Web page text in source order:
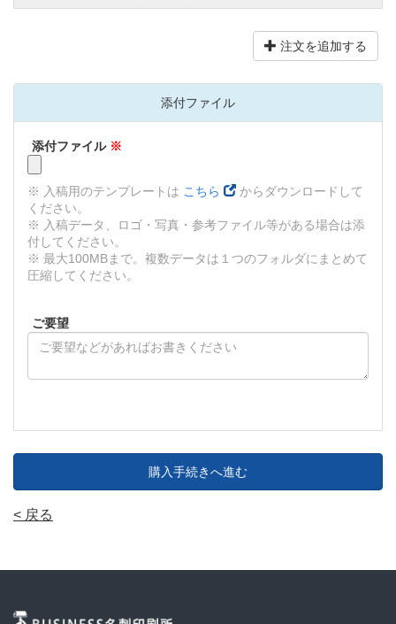
注文を追加する
添付ファイル
添付ファイル ※
※ 入稿用のテンプレートは こちら
からダウンロードして
ください。
※ 入稿データ、ロゴ・写真・参考ファイル等がある場合は添
付してください。
※ 最大100MBまで。複数データは１つのフォルダにまとめて
圧縮してください。
ご要望
購入手続きへ進む
< 戻る